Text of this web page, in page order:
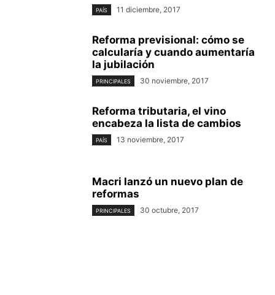
PAÍS 11 diciembre, 2017
Reforma previsional: cómo se
calcularía y cuando aumentaría
la jubilación
PRINCIPALES 30 noviembre, 2017
Reforma tributaria, el vino
encabeza la lista de cambios
PAÍS 13 noviembre, 2017
Macri lanzó un nuevo plan de
reformas
PRINCIPALES 30 octubre, 2017